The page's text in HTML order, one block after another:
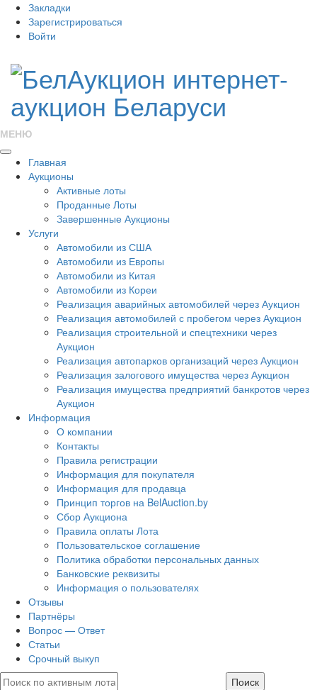
Закладки
Зарегистрироваться
Войти
МЕНЮ
Главная
Аукционы
Активные лоты
Проданные Лоты
Завершенные Аукционы
Услуги
Автомобили из США
Автомобили из Европы
Автомобили из Китая
Автомобили из Кореи
Реализация аварийных автомобилей через Аукцион
Реализация автомобилей с пробегом через Аукцион
Реализация строительной и спецтехники через
Аукцион
Реализация автопарков организаций через Аукцион
Реализация залогового имущества через Аукцион
Реализация имущества предприятий банкротов через
Аукцион
Информация
О компании
Контакты
Правила регистрации
Информация для покупателя
Информация для продавца
Принцип торгов на BelAuction.by
Сбор Аукциона
Правила оплаты Лота
Пользовательское соглашение
Политика обработки персональных данных
Банковские реквизиты
Информация о пользователях
Отзывы
Партнёры
Вопрос — Ответ
Статьи
Срочный выкуп